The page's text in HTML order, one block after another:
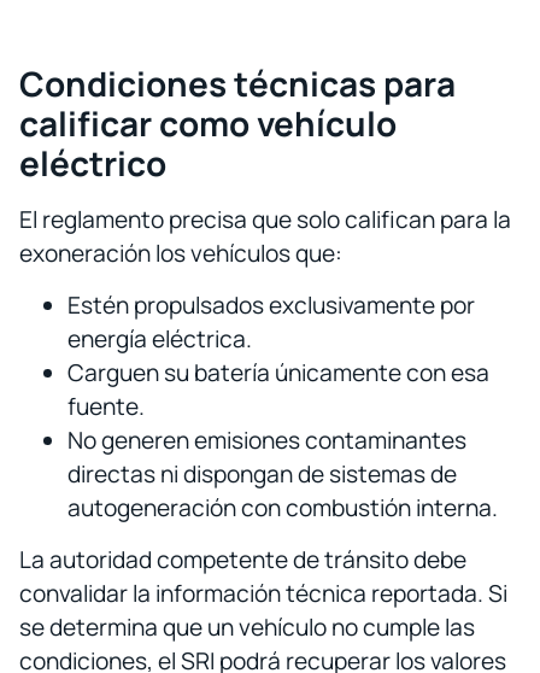
Condiciones técnicas para
calificar como vehículo
eléctrico
El reglamento precisa que solo califican para la
exoneración los vehículos que:
Estén propulsados exclusivamente por
energía eléctrica.
Carguen su batería únicamente con esa
fuente.
No generen emisiones contaminantes
directas ni dispongan de sistemas de
autogeneración con combustión interna.
La autoridad competente de tránsito debe
convalidar la información técnica reportada. Si
se determina que un vehículo no cumple las
condiciones, el SRI podrá recuperar los valores